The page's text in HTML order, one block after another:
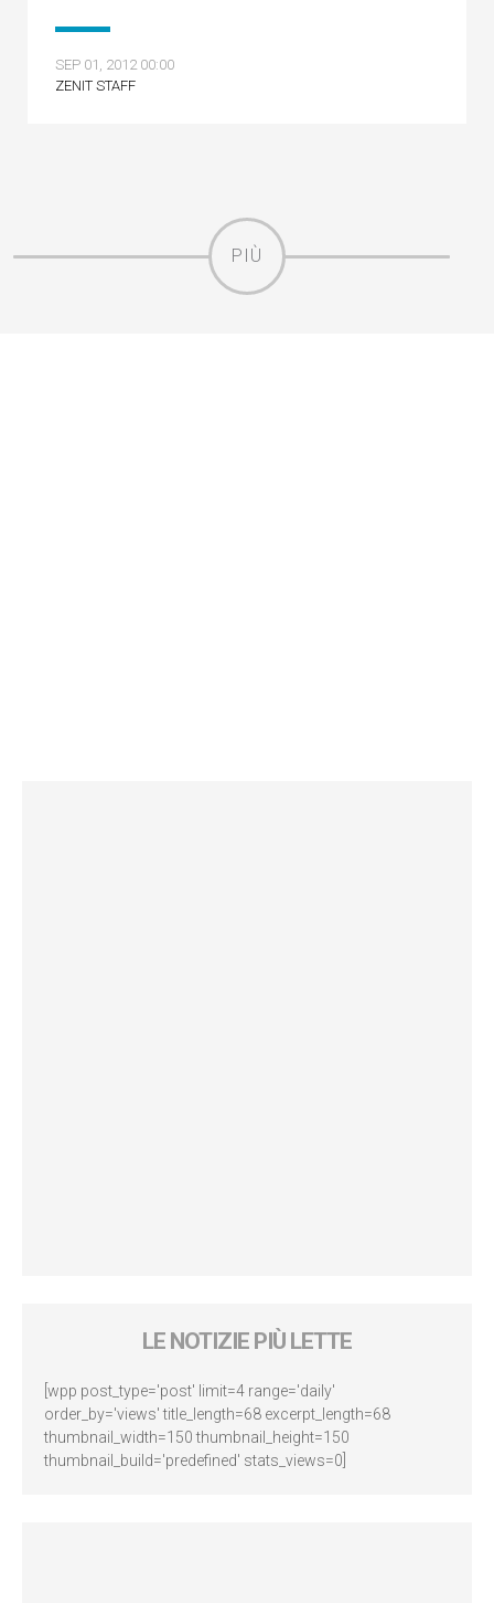
SEP 01, 2012 00:00
ZENIT STAFF
PIÙ
LE NOTIZIE PIÙ LETTE
[wpp post_type='post' limit=4 range='daily'
order_by='views' title_length=68 excerpt_length=68
thumbnail_width=150 thumbnail_height=150
thumbnail_build='predefined' stats_views=0]